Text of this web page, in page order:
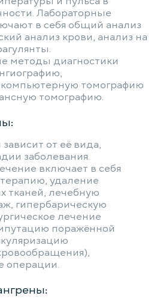
Лабораторные
в себя общий анализ
анализ крови, анализ на
методы диагностики
томографию
томографию.
от её вида,
заболевания.
включает в себя
удаление
тканей, лечебную
гипербарическую
лечение
поражённой
операции.